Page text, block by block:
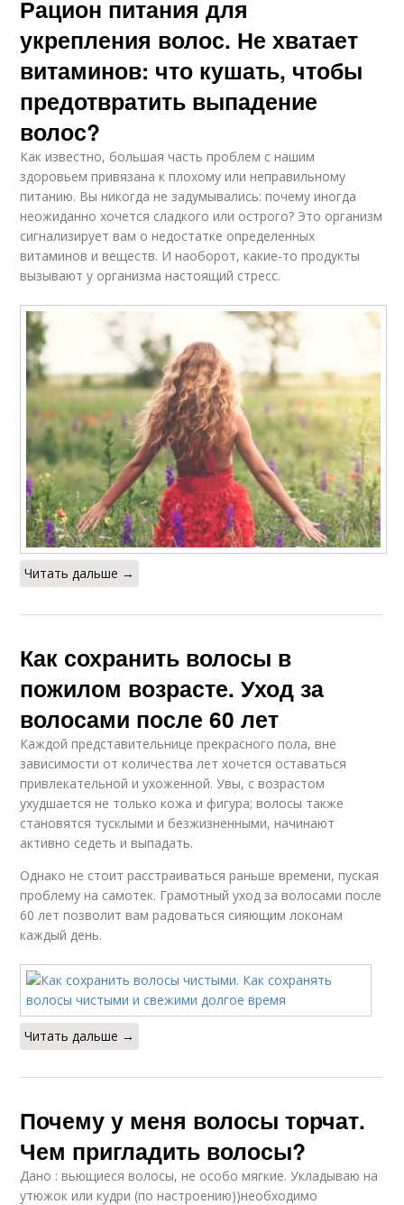
Рацион питания для
укрепления волос. Не хватает
витаминов: что кушать, чтобы
предотвратить выпадение
волос?
Как известно, большая часть проблем с нашим
здоровьем привязана к плохому или неправильному
питанию. Вы никогда не задумывались: почему иногда
неожиданно хочется сладкого или острого? Это организм
сигнализирует вам о недостатке определенных
витаминов и веществ. И наоборот, какие-то продукты
вызывают у организма настоящий стресс.
Читать дальше →
Как сохранить волосы в
пожилом возрасте. Уход за
волосами после 60 лет
Каждой представительнице прекрасного пола, вне
зависимости от количества лет хочется оставаться
привлекательной и ухоженной. Увы, с возрастом
ухудшается не только кожа и фигура; волосы также
становятся тусклыми и безжизненными, начинают
активно седеть и выпадать.
Однако не стоит расстраиваться раньше времени, пуская
проблему на самотек. Грамотный уход за волосами после
60 лет позволит вам радоваться сияющим локонам
каждый день.
Читать дальше →
Почему у меня волосы торчат.
Чем пригладить волосы?
Дано : вьющиеся волосы, не особо мягкие. Укладываю на
утюжок или кудри (по настроению))необходимо